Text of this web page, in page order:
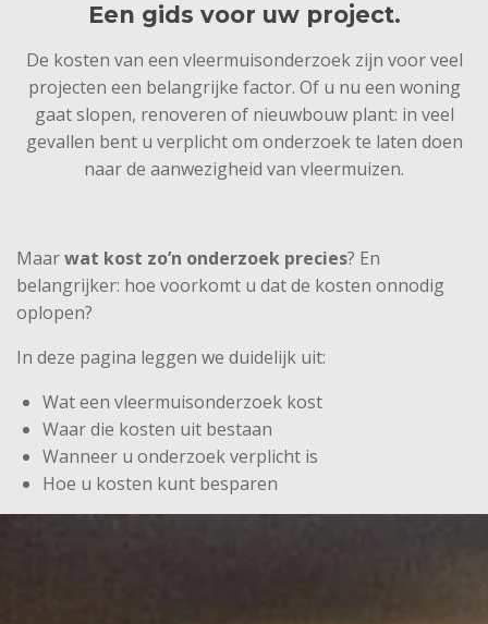
Een gids voor uw project.
De kosten van een vleermuisonderzoek zijn voor veel
projecten een belangrijke factor. Of u nu een woning
gaat slopen, renoveren of nieuwbouw plant: in veel
gevallen bent u verplicht om onderzoek te laten doen
naar de aanwezigheid van vleermuizen.
Maarwat kost zo’n onderzoek precies? En
belangrijker: hoe voorkomt u dat de kosten onnodig
oplopen?
In deze pagina leggen we duidelijk uit:
Wat een vleermuisonderzoek kost
Waar die kosten uit bestaan
Wanneer u onderzoek verplicht is
Hoe u kosten kunt besparen